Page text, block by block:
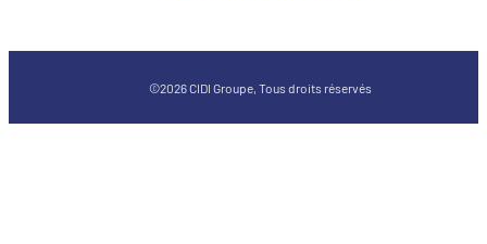
©2026 CIDI Groupe, Tous droits réservés